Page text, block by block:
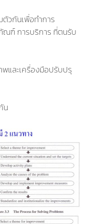
วกันเพื่อทำการ
ฑ์ การบริการ ที่ตนรับ
และเครื่องมือปรับปรุ
น